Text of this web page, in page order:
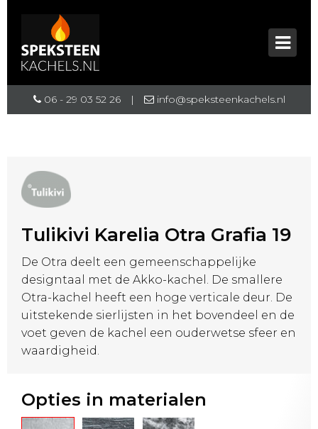
06 - 29 03 52 26 | info@speksteenkachels.nl
Tulikivi Karelia Otra Grafia 19
De Otra deelt een gemeenschappelijke
designtaal met de Akko-kachel. De smallere
Otra-kachel heeft een hoge verticale deur. De
uitstekende sierlijsten in het bovendeel en de
voet geven de kachel een ouderwetse sfeer en
waardigheid.
Opties in materialen